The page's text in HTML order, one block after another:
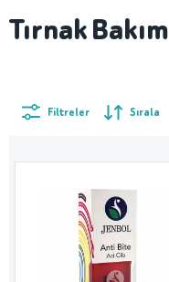
Tırnak Bakım
Filtreler Sırala